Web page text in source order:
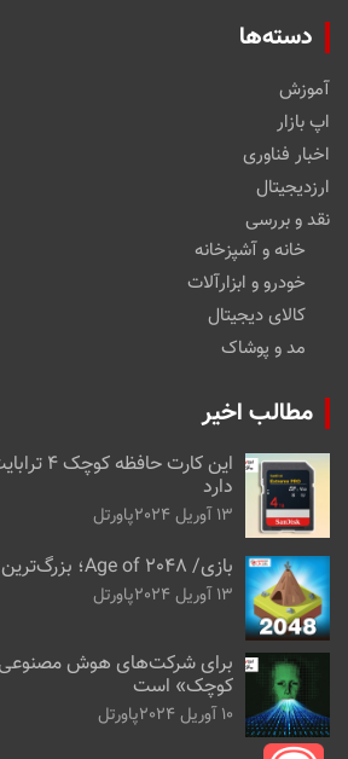
دسته‌ها
آموزش
اپ بازار
اخبار فناوری
ارزدیجیتال
نقد و بررسی
خانه و آشپزخانه
خودرو و ابزارآلات
کالای دیجیتال
مد و پوشاک
مطالب اخیر
این کارت
دارد
13 آوریل 2024 پاورتل
بازی/ Age of 2048؛ بزرگ‌ترین تمدن جهان را بسازید
13 آوریل 2024 پاورتل
برای شرکت‌های هوش مصنوعی
کوچک» است
10 آوریل 2024 پاورتل